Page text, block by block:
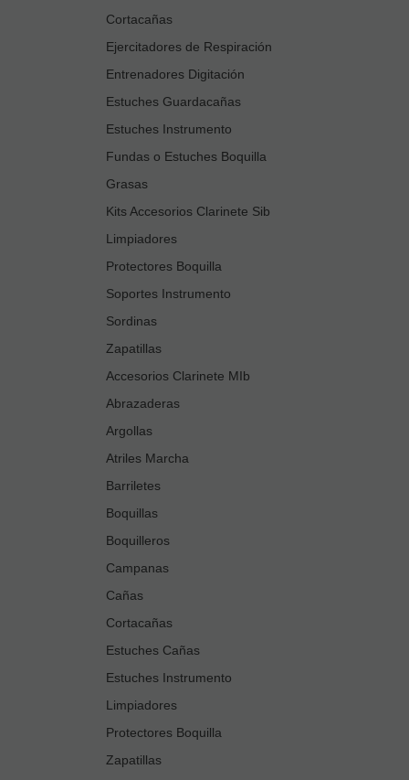
Cortacañas
Ejercitadores de Respiración
Entrenadores Digitación
Estuches Guardacañas
Estuches Instrumento
Fundas o Estuches Boquilla
Grasas
Kits Accesorios Clarinete Sib
Limpiadores
Protectores Boquilla
Soportes Instrumento
Sordinas
Zapatillas
Accesorios Clarinete MIb
Abrazaderas
Argollas
Atriles Marcha
Barriletes
Boquillas
Boquilleros
Campanas
Cañas
Cortacañas
Estuches Cañas
Estuches Instrumento
Limpiadores
Protectores Boquilla
Zapatillas